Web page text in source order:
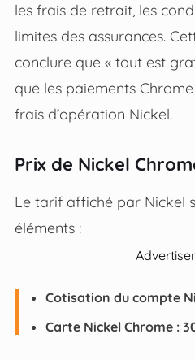
les frais de retrait, les
limites des assurances.
conclure que « tout est
que les paiements
frais d’opération Nickel.
Prix de Nickel
Le tarif affiché par Nickel
éléments :
Cotisation du compte
Carte Nickel Chrome :